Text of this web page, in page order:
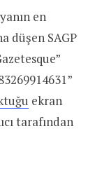
en
düşen SAGP
ekran
tarafından